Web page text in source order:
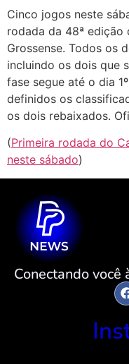
Cinco jogos neste
rodada da 48ª
Grossense. Todos os
incluindo os dois que
fase segue até o dia
definidos os
os dois rebaixados.
(Primeira rodada do
neste sábado)
Conectando você